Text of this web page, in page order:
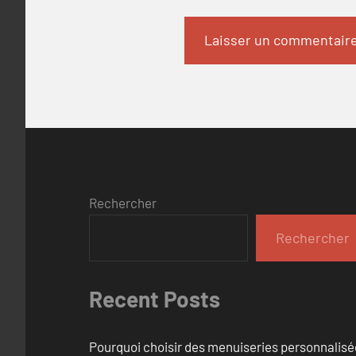
Rechercher
Rechercher
Recent Posts
Pourquoi choisir des menuiseries